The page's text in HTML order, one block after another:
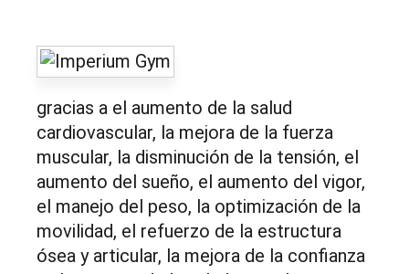
gracias a el aumento de la salud
cardiovascular, la mejora de la fuerza
muscular, la disminución de la tensión, el
aumento del sueño, el aumento del vigor,
el manejo del peso, la optimización de la
movilidad, el refuerzo de la estructura
ósea y articular, la mejora de la confianza